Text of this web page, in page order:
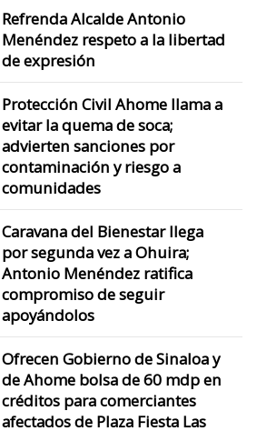
Refrenda Alcalde Antonio
Menéndez respeto a la libertad
de expresión
Protección Civil Ahome llama a
evitar la quema de soca;
advierten sanciones por
contaminación y riesgo a
comunidades
Caravana del Bienestar llega
por segunda vez a Ohuira;
Antonio Menéndez ratifica
compromiso de seguir
apoyándolos
Ofrecen Gobierno de Sinaloa y
de Ahome bolsa de 60 mdp en
créditos para comerciantes
afectados de Plaza Fiesta Las